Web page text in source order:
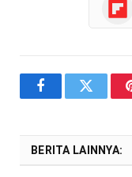
FacebookTwitter
BERITA LAINNYA: